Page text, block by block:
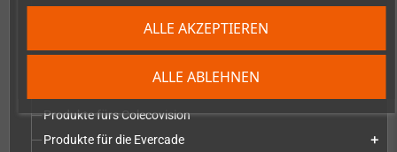
ALLE ABLEHNEN
ALLE AKZEPTIEREN
Produkte fürs Colecovision
Produkte für die Evercade
add